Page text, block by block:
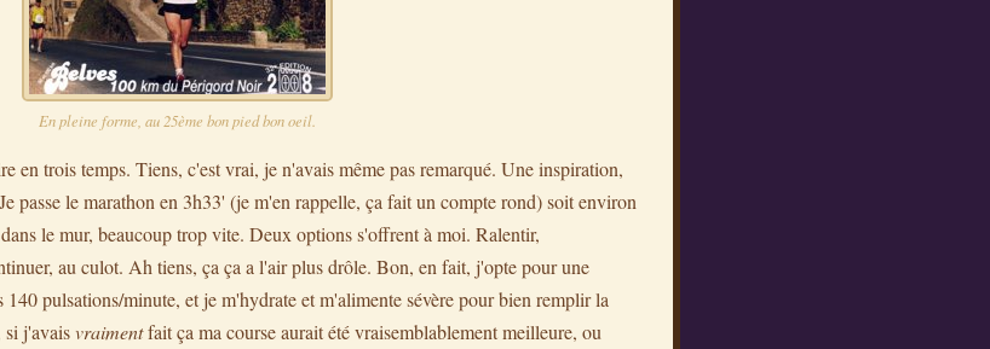
En pleine forme, au 25ème bon pied bon oeil.
en trois temps. Tiens, c'est vrai, je n'avais même pas remarqué. Une inspiration,
passe le marathon en 3h33' (je m'en rappelle, ça fait un compte rond) soit environ
le mur, beaucoup trop vite. Deux options s'offrent à moi. Ralentir,
au culot. Ah tiens, ça ça a l'air plus drôle. Bon, en fait, j'opte pour une
140 pulsations/minute, et je m'hydrate et m'alimente sévère pour bien remplir la
si j'avaisvraimentfait ça ma course aurait été vraisemblablement meilleure, ou